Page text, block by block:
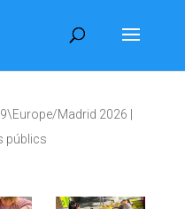
Madrid 2026
públics